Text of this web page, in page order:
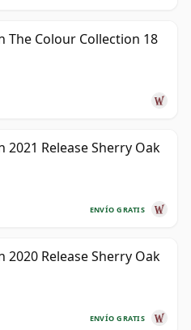
The Colour Collection 18
2021 Release Sherry Oak
ENVÍO GRATIS
2020 Release Sherry Oak
ENVÍO GRATIS